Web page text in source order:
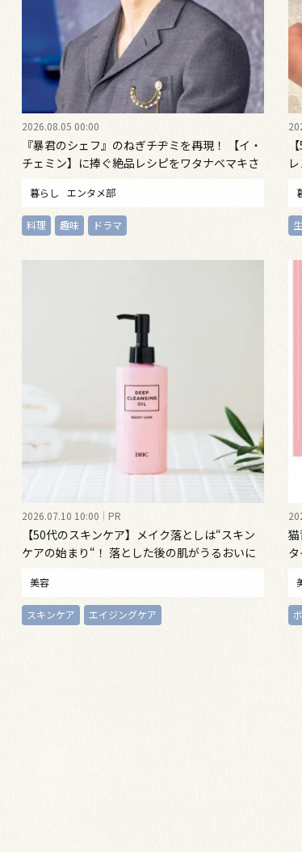
2026.08.05 00:00
『暴君のシェフ』のねぎチヂミを再現！ 【イ・
チェミン】に捧ぐ絶品レシピをワタナベマキさ
暮らし エンタメ部
料理 趣味 ドラマ
2026.07.10 10:00 PR
【50代のスキンケア】メイク落としは“スキン
ケアの始まり“！ 落とした後の肌がうるおいに
美容
スキンケア エイジングケア